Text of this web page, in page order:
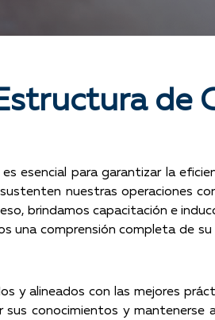
de
esencial para garantizar la
nuestras operaciones
brindamos capacitación e
una comprensión completa de
y alineados con las mejores
conocimientos y